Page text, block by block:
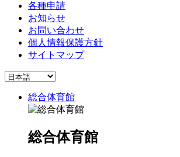
各種申請
お知らせ
お問い合わせ
個人情報保護方針
サイトマップ
総合体育館
総合体育館